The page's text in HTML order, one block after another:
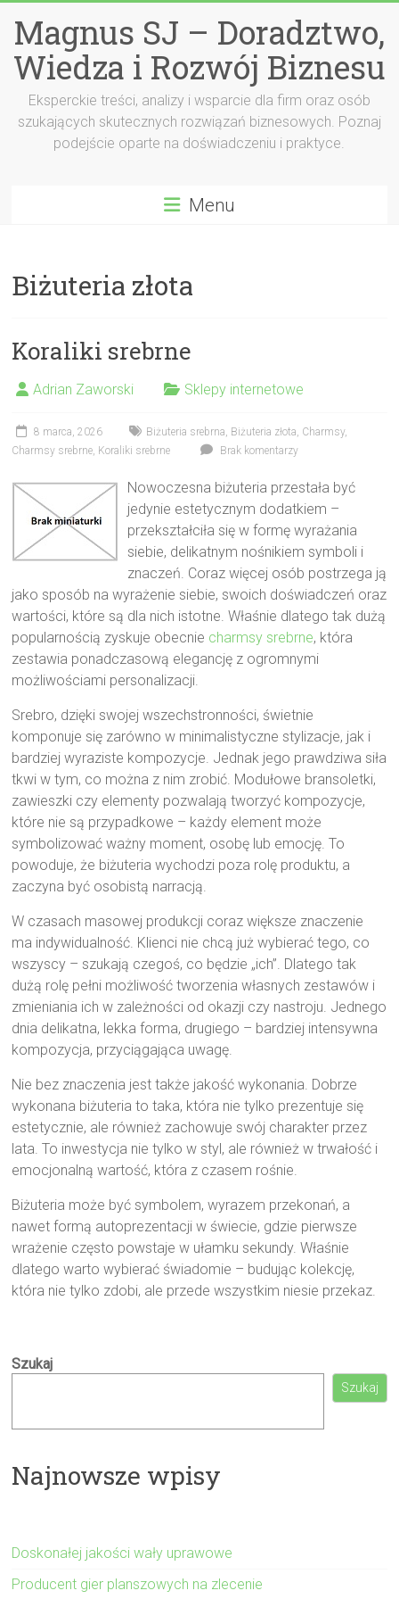
do
treściMagnus SJ – Doradztwo,
Wiedza i Rozwój Biznesu
Eksperckie treści, analizy i wsparcie dla firm oraz osób
szukających skutecznych rozwiązań biznesowych. Poznaj
podejście oparte na doświadczeniu i praktyce.
Menu
Biżuteria złota
Koraliki srebrne
Adrian Zaworski Sklepy internetowe
8 marca, 2026 Biżuteria srebrna, Biżuteria złota, Charmsy,
Charmsy srebrne, Koraliki srebrne Brak komentarzy
Nowoczesna biżuteria przestała być
jedynie estetycznym dodatkiem –
przekształciła się w formę wyrażania
siebie, delikatnym nośnikiem symboli i
znaczeń. Coraz więcej osób postrzega ją
jako sposób na wyrażenie siebie, swoich doświadczeń oraz
wartości, które są dla nich istotne. Właśnie dlatego tak dużą
popularnością zyskuje obecnie charmsy srebrne, która
zestawia ponadczasową elegancję z ogromnymi
możliwościami personalizacji.
Srebro, dzięki swojej wszechstronności, świetnie
komponuje się zarówno w minimalistyczne stylizacje, jak i
bardziej wyraziste kompozycje. Jednak jego prawdziwa siła
tkwi w tym, co można z nim zrobić. Modułowe bransoletki,
zawieszki czy elementy pozwalają tworzyć kompozycje,
które nie są przypadkowe – każdy element może
symbolizować ważny moment, osobę lub emocję. To
powoduje, że biżuteria wychodzi poza rolę produktu, a
zaczyna być osobistą narracją.
W czasach masowej produkcji coraz większe znaczenie
ma indywidualność. Klienci nie chcą już wybierać tego, co
wszyscy – szukają czegoś, co będzie „ich”. Dlatego tak
dużą rolę pełni możliwość tworzenia własnych zestawów i
zmieniania ich w zależności od okazji czy nastroju. Jednego
dnia delikatna, lekka forma, drugiego – bardziej intensywna
kompozycja, przyciągająca uwagę.
Nie bez znaczenia jest także jakość wykonania. Dobrze
wykonana biżuteria to taka, która nie tylko prezentuje się
estetycznie, ale również zachowuje swój charakter przez
lata. To inwestycja nie tylko w styl, ale również w trwałość i
emocjonalną wartość, która z czasem rośnie.
Biżuteria może być symbolem, wyrazem przekonań, a
nawet formą autoprezentacji w świecie, gdzie pierwsze
wrażenie często powstaje w ułamku sekundy. Właśnie
dlatego warto wybierać świadomie – budując kolekcję,
która nie tylko zdobi, ale przede wszystkim niesie przekaz.
Szukaj
Szukaj
Najnowsze wpisy
Doskonałej jakości wały uprawowe
Producent gier planszowych na zlecenie